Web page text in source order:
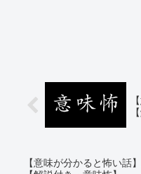
【意味が分かると怖い話